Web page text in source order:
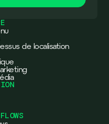
de localisation